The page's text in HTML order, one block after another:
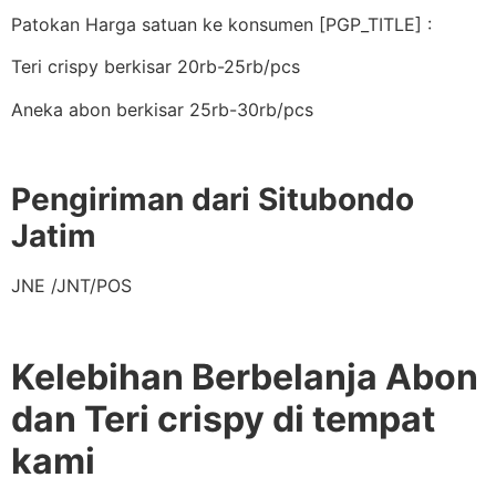
Patokan Harga satuan ke konsumen [PGP_TITLE] :
Teri crispy berkisar 20rb-25rb/pcs
Aneka abon berkisar 25rb-30rb/pcs
Pengiriman dari Situbondo
Jatim
JNE /JNT/POS
Kelebihan Berbelanja Abon
dan Teri crispy di tempat
kami